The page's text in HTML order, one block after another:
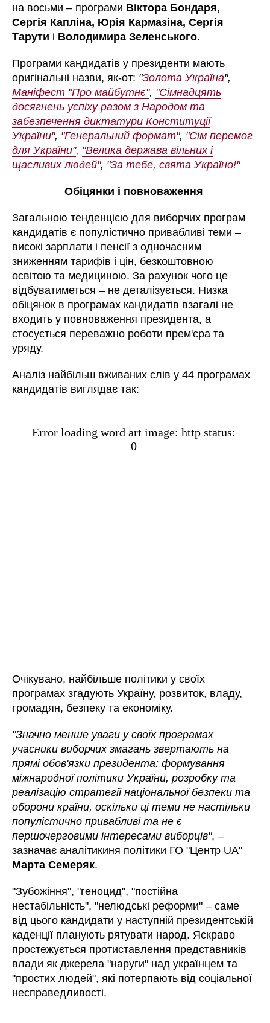
на восьми – програми Віктора Бондаря,
Сергія Капліна, Юрія Кармазіна, Сергія
Тарути і Володимира Зеленського.
Програми кандидатів у президенти мають
оригінальні назви, як-от: "Золота Україна",
Маніфест "Про майбутнє", "Сімнадцять
досягнень успіху разом з Народом та
забезпечення диктатури Конституції
України", "Генеральний формат", "Сім перемог
для України", "Велика держава вільних і
щасливих людей", "За тебе, свята Україно!"
Обіцянки і повноваження
Загальною тенденцією для виборчих програм
кандидатів є популістично привабливі теми –
високі зарплати і пенсії з одночасним
зниженням тарифів і цін, безкоштовною
освітою та медициною. За рахунок чого це
відбуватиметься – не деталізується. Низка
обіцянок в програмах кандидатів взагалі не
входить у повноваження президента, а
стосується переважно роботи прем'єра та
уряду.
Аналіз найбільш вживаних слів у 44 програмах
кандидатів виглядає так:
Очікувано, найбільше політики у своїх
програмах згадують Україну, розвиток, владу,
громадян, безпеку та економіку.
"Значно менше уваги у своїх програмах
учасники виборчих змагань звертають на
прямі обов'язки президента: формування
міжнародної політики України, розробку та
реалізацію стратегії національної безпеки та
оборони країни, оскільки ці теми не настільки
популістично привабливі та не є
першочерговими інтересами виборців", –
зазначає аналітикиня політики ГО "Центр UA"
Марта Семеряк.
"Зубожіння", "геноцид", "постійна
нестабільність", "нелюдські реформи" – саме
від цього кандидати у наступній президентській
каденції планують рятувати народ. Яскраво
простежується протиставлення представників
влади як джерела "наруги" над українцем та
"простих людей", які потерпають від соціальної
несправедливості.